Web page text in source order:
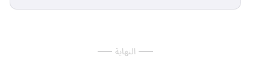
النهاية